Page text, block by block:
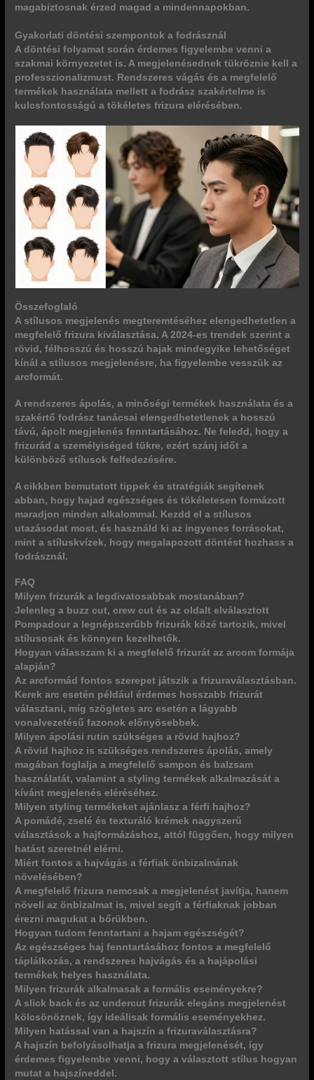
magabiztosnak érzed magad a mindennapokban.
Gyakorlati döntési szempontok a fodrásznál
A döntési folyamat során érdemes figyelembe venni a
szakmai környezetet is. A megjelenésednek tükröznie kell a
professzionalizmust. Rendszeres vágás és a megfelelő
termékek használata mellett a fodrász szakértelme is
kulcsfontosságú a tökéletes frizura elérésében.
Összefoglaló
A stílusos megjelenés megteremtéséhez elengedhetetlen a
megfelelő frizura kiválasztása. A 2024-es trendek szerint a
rövid, félhosszú és hosszú hajak mindegyike lehetőséget
kínál a stílusos megjelenésre, ha figyelembe vesszük az
arcformát.
A rendszeres ápolás, a minőségi termékek használata és a
szakértő fodrász tanácsai elengedhetetlenek a hosszú
távú, ápolt megjelenés fenntartásához. Ne feledd, hogy a
frizurád a személyiséged tükre, ezért szánj időt a
különböző stílusok felfedezésére.
A cikkben bemutatott tippek és stratégiák segítenek
abban, hogy hajad egészséges és tökéletesen formázott
maradjon minden alkalommal. Kezdd el a stílusos
utazásodat most, és használd ki az ingyenes forrásokat,
mint a stíluskvízek, hogy megalapozott döntést hozhass a
fodrásznál.
FAQ
Milyen frizurák a legdivatosabbak mostanában?
Jelenleg a buzz cut, crew cut és az oldalt elválasztott
Pompadour a legnépszerűbb frizurák közé tartozik, mivel
stílusosak és könnyen kezelhetők.
Hogyan válasszam ki a megfelelő frizurát az arcom formája
alapján?
Az arcformád fontos szerepet játszik a frizuraválasztásban.
Kerek arc esetén például érdemes hosszabb frizurát
választani, míg szögletes arc esetén a lágyabb
vonalvezetésű fazonok előnyösebbek.
Milyen ápolási rutin szükséges a rövid hajhoz?
A rövid hajhoz is szükséges rendszeres ápolás, amely
magában foglalja a megfelelő sampon és balzsam
használatát, valamint a styling termékek alkalmazását a
kívánt megjelenés eléréséhez.
Milyen styling termékeket ajánlasz a férfi hajhoz?
A pomádé, zselé és texturáló krémek nagyszerű
választások a hajformázáshoz, attól függően, hogy milyen
hatást szeretnél elérni.
Miért fontos a hajvágás a férfiak önbizalmának
növelésében?
A megfelelő frizura nemcsak a megjelenést javítja, hanem
növeli az önbizalmat is, mivel segít a férfiaknak jobban
érezni magukat a bőrükben.
Hogyan tudom fenntartani a hajam egészségét?
Az egészséges haj fenntartásához fontos a megfelelő
táplálkozás, a rendszeres hajvágás és a hajápolási
termékek helyes használata.
Milyen frizurák alkalmasak a formális eseményekre?
A slick back és az undercut frizurák elegáns megjelenést
kölcsönöznek, így ideálisak formális eseményekhez.
Milyen hatással van a hajszín a frizuraválasztásra?
A hajszín befolyásolhatja a frizura megjelenését, így
érdemes figyelembe venni, hogy a választott stílus hogyan
mutat a hajszíneddel.